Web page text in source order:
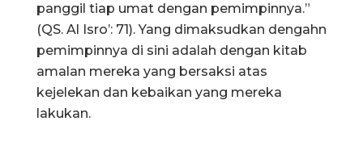
panggil tiap umat dengan pemimpinnya.”
(QS. Al Isro’: 71). Yang dimaksudkan dengahn
pemimpinnya di sini adalah dengan kitab
amalan mereka yang bersaksi atas
kejelekan dan kebaikan yang mereka
lakukan.